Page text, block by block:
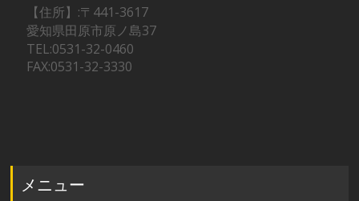
【住所】:〒441-3617
愛知県田原市原ノ島37
TEL:0531-32-0460
FAX:0531-32-3330
メニュー